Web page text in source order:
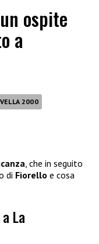
ospite
a
2000
, che in seguito
di Fiorello e cosa
La